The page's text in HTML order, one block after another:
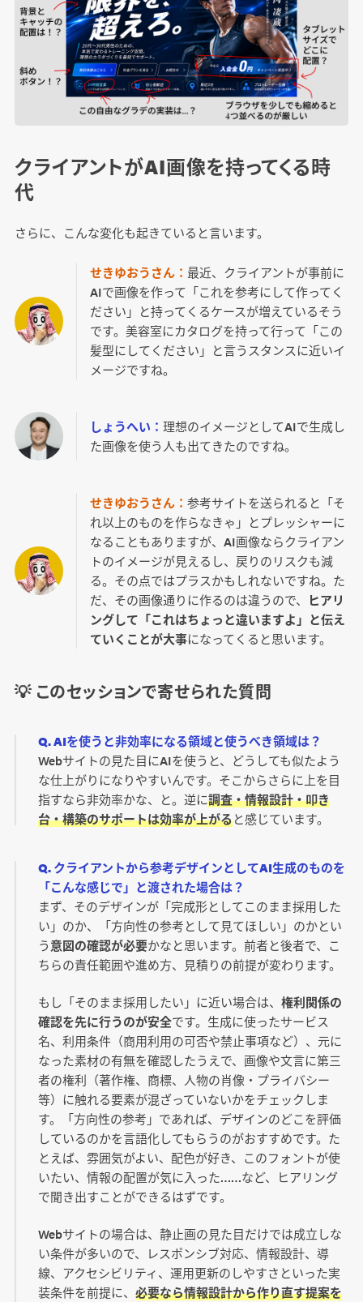
クライアントがAI画像を持ってくる時
代
さらに、こんな変化も起きていると言います。
せきゆおうさん： 最近、クライアントが事前に
AIで画像を作って「これを参考にして作ってく
ださい」と持ってくるケースが増えているそう
です。美容室にカタログを持って行って「この
髪型にしてください」と言うスタンスに近いイ
メージですね。
しょうへい： 理想のイメージとしてAIで生成し
た画像を使う人も出てきたのですね。
せきゆおうさん： 参考サイトを送られると「そ
れ以上のものを作らなきゃ」とプレッシャーに
なることもありますが、AI画像ならクライアン
トのイメージが見えるし、戻りのリスクも減
る。その点ではプラスかもしれないですね。た
だ、その画像通りに作るのは違うので、
ヒアリ
ングして「これはちょっと違いますよ」と伝え
ていくことが大事になってくると思います。
💡 このセッションで寄せられた質問
Q. AIを使うと非効率になる領域と使うべき領域は？
Webサイトの見た目にAIを使うと、どうしても似たよう
な仕上がりになりやすいんです。そこからさらに上を目
指すなら非効率かな、と。逆に調査・情報設計・叩き
台・構築のサポートは効率が上がると感じています。
Q. クライアントから参考デザインとしてAI生成のものを
「こんな感じで」と渡された場合は？
まず、そのデザインが「完成形としてこのまま採用した
い」のか、「方向性の参考として見てほしい」のかとい
う意図の確認が必要かなと思います。前者と後者で、こ
ちらの責任範囲や進め方、見積りの前提が変わります。
もし「そのまま採用したい」に近い場合は、権利関係の
確認を先に行うのが安全です。生成に使ったサービス
名、利用条件（商用利用の可否や禁止事項など）、元に
なった素材の有無を確認したうえで、画像や文言に第三
者の権利（著作権、商標、人物の肖像・プライバシー
等）に触れる要素が混ざっていないかをチェックしま
す。「方向性の参考」であれば、デザインのどこを評価
しているのかを言語化してもらうのがおすすめです。た
とえば、雰囲気がよい、配色が好き、このフォントが使
いたい、情報の配置が気に入った……など、ヒアリング
で聞き出すことができるはずです。
Webサイトの場合は、静止画の見た目だけでは成立しな
い条件が多いので、レスポンシブ対応、情報設計、導
線、アクセシビリティ、運用更新のしやすさといった実
装条件を前提に、必要なら情報設計から作り直す提案を